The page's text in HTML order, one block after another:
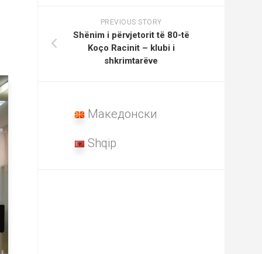
PREVIOUS STORY
Shënim i përvjetorit të 80-të
Koço Racinit – klubi i
shkrimtarëve
Македонски
Shqip